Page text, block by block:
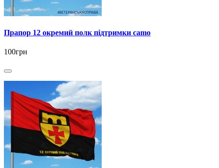
Прапор 12 окремий полк підтримки camo
100грн